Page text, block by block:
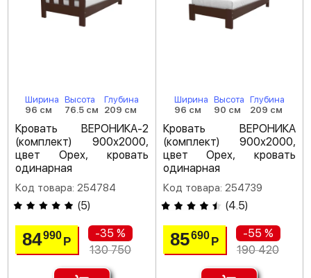
Ширина
96 см
Высота
76.5 см
Глубина
209 см
Кровать ВЕРОНИКА-2
(комплект) 900х2000,
цвет Орех, кровать
одинарная
Код товара: 254784
(5)
84990Р
-35 %
130 750
Ширина
96 см
Высота
90 см
Глубина
209 см
Кровать ВЕРОНИКА
(комплект) 900х2000,
цвет Орех, кровать
одинарная
Код товара: 254739
(4.5)
85690 Р
-55 %
190 420